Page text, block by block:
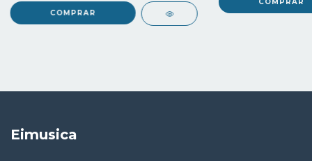
Eimusica